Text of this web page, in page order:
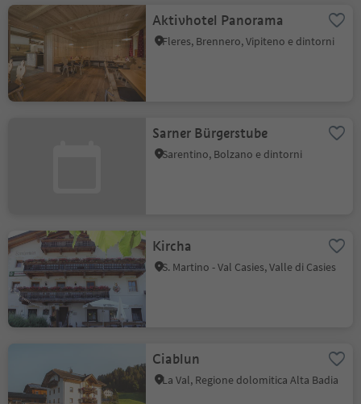
Aktivhotel Panorama
Fleres, Brennero, Vipiteno e dintorni
Sarner Bürgerstube
Sarentino, Bolzano e dintorni
Kircha
S. Martino - Val Casies, Valle di Casies
Ciablun
La Val, Regione dolomitica Alta Badia